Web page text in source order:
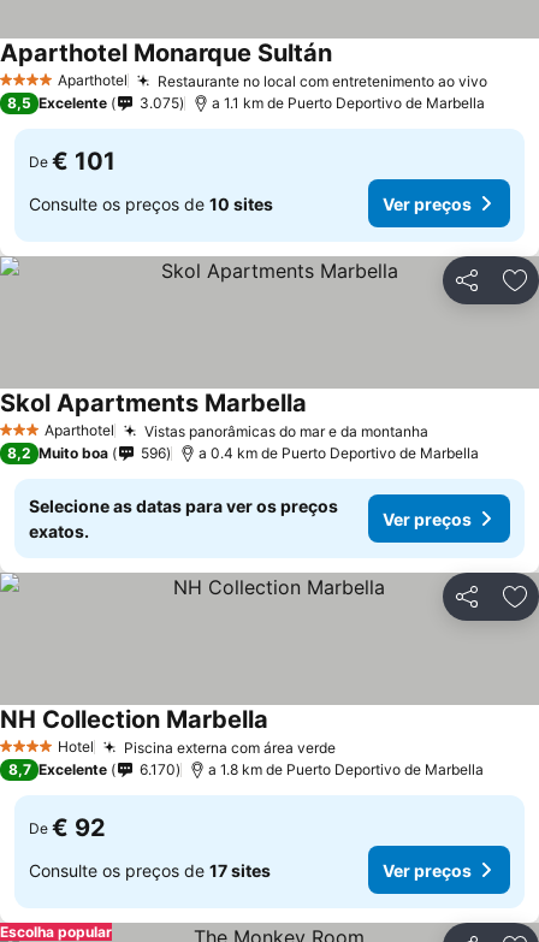
4 EstrelasAparthotel Restaurante no local com entretenimento ao vivo
Aparthotel Monarque Sultán
8,5 Excelente 3.075 a 1.1 km de Puerto Deportivo de Marbella
De € 101
Consulte os preços de 10 sites Ver preços
Partilhar
3 EstrelasAparthotel Vistas panorâmicas do mar e da montanha
Skol Apartments Marbella
8,2 Muito boa 596 a 0.4 km de Puerto Deportivo de Marbella
Selecione as datas para ver os preços
exatos.
Ver preços
Partilhar
4 EstrelasHotel Piscina externa com área verde
NH Collection Marbella
8,7 Excelente 6.170 a 1.8 km de Puerto Deportivo de Marbella
De € 92
Consulte os preços de 17 sites Ver preços
Escolha popular